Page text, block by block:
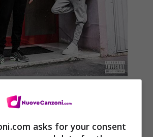
Gang in “Sport”:
8 Aprile 2021
asks for your consent